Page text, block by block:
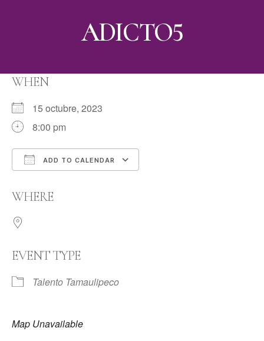
ADICTO5
WHEN
15 octubre, 2023
8:00 pm
ADD TO CALENDAR
WHERE
EVENT TYPE
Talento Tamaulipeco
Map Unavailable